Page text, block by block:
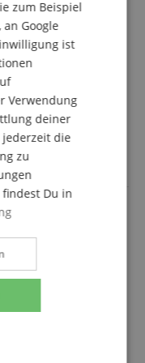
& PC
Vorverstärker
Erweiterung
521,00 €
Versandkostenfrei (AT)
inkl. MwSt.
Complete
zum Beispiel
Google
ist
Verwendung
deiner
jederzeit die
zu
findest Du in